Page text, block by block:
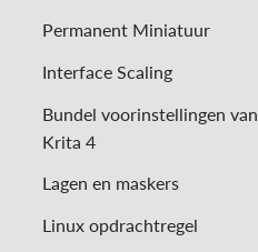
Permanent Miniatuur
Interface Scaling
Bundel voorinstellingen van
Krita 4
Lagen en maskers
Linux opdrachtregel